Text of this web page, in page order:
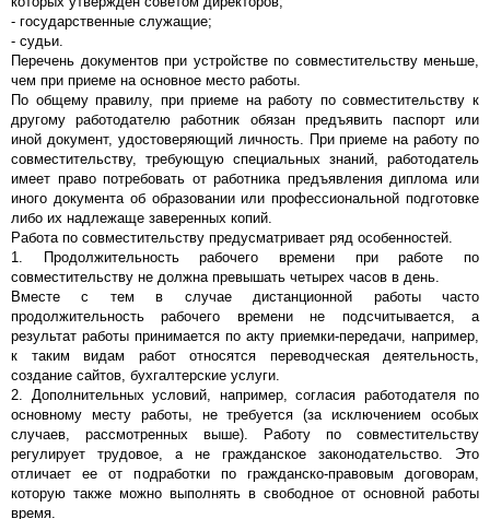
- государственные служащие;
- судьи.
Перечень документов при устройстве по совместительству меньше,
чем при приеме на основное место работы.
По общему правилу, при приеме на работу по совместительству к
другому работодателю работник обязан предъявить паспорт или
иной документ, удостоверяющий личность. При приеме на работу по
совместительству, требующую специальных знаний, работодатель
имеет право потребовать от работника предъявления диплома или
иного документа об образовании или профессиональной подготовке
либо их надлежаще заверенных копий.
Работа по совместительству предусматривает ряд особенностей.
1. Продолжительность рабочего времени при работе по
совместительству не должна превышать четырех часов в день.
Вместе с тем в случае дистанционной работы часто
продолжительность рабочего времени не подсчитывается, а
результат работы принимается по акту приемки-передачи, например,
к таким видам работ относятся переводческая деятельность,
создание сайтов, бухгалтерские услуги.
2. Дополнительных условий, например, согласия работодателя по
основному месту работы, не требуется (за исключением особых
случаев, рассмотренных выше). Работу по совместительству
регулирует трудовое, а не гражданское законодательство. Это
отличает ее от подработки по гражданско-правовым договорам,
которую также можно выполнять в свободное от основной работы
время.